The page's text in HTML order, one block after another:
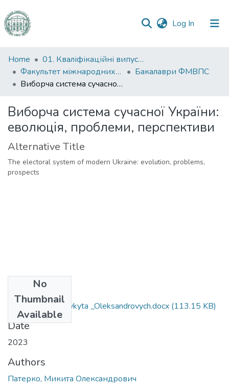
Log In (current)
Communities
&
Collections
Statistics
Home
01. Кваліфікаційні випускні роботи здобувачів вищої освіти
Факультет міжнародних відносин, політології та соціології
Бакалаври ФМВПС
Виборча система сучасної України: еволюція, проблеми, перспективи
Виборча система сучасної України:
еволюція, проблеми, перспективи
Alternative Title
The electoral system of modern Ukraine: evolution, problems,
prospects
No
Thumbnail
Available
052_Paterko _Mykyta _Oleksandrovych.docx (113.15 KB)
Date
2023
Authors
Патерко, Микита Олександрович